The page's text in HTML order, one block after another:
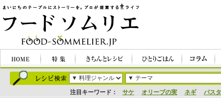
注目キーワード： サケ オリーブの実 ネギ パスタ